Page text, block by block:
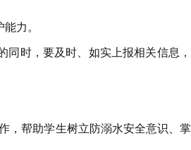
力。
同时，要及时、如实上报相关信息
，帮助学生树立防溺水安全意识、